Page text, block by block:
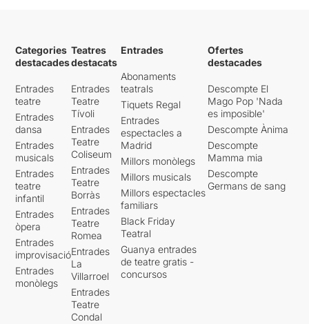
Categories
destacades
Entrades
teatre
Entrades
dansa
Entrades
musicals
Entrades
teatre
infantil
Entrades
òpera
Entrades
improvisació
Entrades
monòlegs
Teatres
destacats
Entrades
Teatre
Tívoli
Entrades
Teatre
Coliseum
Entrades
Teatre
Borràs
Entrades
Teatre
Romea
Entrades
La
Villarroel
Entrades
Teatre
Condal
Entrades
Abonaments
teatrals
Tiquets Regal
Entrades
espectacles a
Madrid
Millors monòlegs
Millors musicals
Millors espectacles
familiars
Black Friday
Teatral
Guanya entrades
de teatre gratis -
concursos
Ofertes
destacades
Descompte El
Mago Pop 'Nada
es imposible'
Descompte Ànima
Descompte
Mamma mia
Descompte
Germans de sang